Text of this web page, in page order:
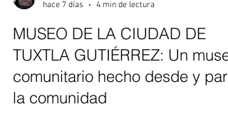
Fernando Javier Salas
hace 7 días
4 min de lectura
MUSEO DE LA CIUDAD DE